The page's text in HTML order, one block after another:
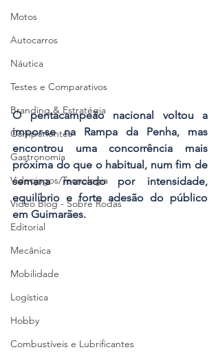
Motos
Autocarros
Náutica
Testes e Comparativos
Branding & Estratégia
Componentes
Gastronomia
Videojogos/Tecnologia
Vídeo Blog - Sobre Rodas
Editorial
Mecânica
Mobilidade
Logística
Hobby
Combustíveis e Lubrificantes
O pentacampeão nacional voltou a
impor-se na Rampa da Penha, mas
encontrou uma concorrência mais
próxima do que o habitual, num fim de
semana marcado por intensidade,
equilíbrio e forte adesão do público
em Guimarães.